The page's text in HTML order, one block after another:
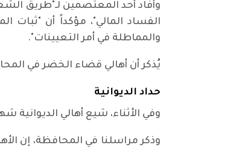
وأفاد أحد المعتصمين لـ"طريق
الفساد المالي"، مؤكداً أن
والمماطلة في أمر التعيينات".
يُذكر أن أهالي قضاء الخضر في
حداد الديوانية
وفي الأثناء، شيع أهالي الديوانية
وذكر مراسلنا في المحافظة، إن